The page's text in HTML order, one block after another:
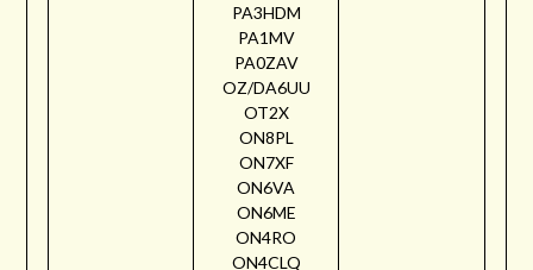
PA3HDM
PA1MV
PA0ZAV
OZ/DA6UU
OT2X
ON8PL
ON7XF
ON6VA
ON6ME
ON4RO
ON4CLQ